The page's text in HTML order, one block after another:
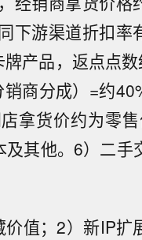
下游渠道折扣率
产品，返点点数
商分成）=约
拿货价约为零
其他。6）二手
值；2）新IP扩